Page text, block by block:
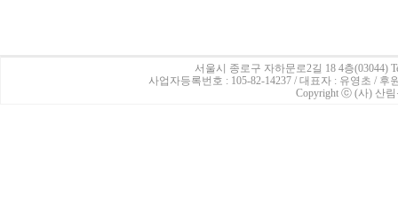
서울시 종로구 자하문로2길 18 4층(03044)
사업자등록번호 : 105-82-14237 / 대표자 : 유영초 /
Copyright ⓒ (사) 산림